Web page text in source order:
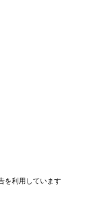
を利用しています